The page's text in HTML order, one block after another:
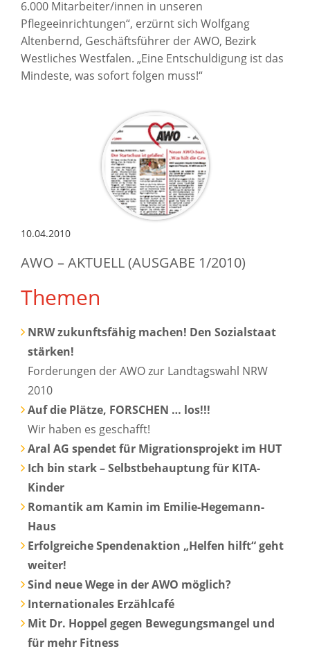
6.000 Mitarbeiter/innen in unseren
Pflegeeinrichtungen“, erzürnt sich Wolfgang
Altenbernd, Geschäftsführer der AWO, Bezirk
Westliches Westfalen. „Eine Entschuldigung ist das
Mindeste, was sofort folgen muss!“
10.04.2010
AWO – AKTUELL (AUSGABE 1/2010)
Themen
NRW zukunftsfähig machen! Den Sozialstaat
stärken!
Forderungen der AWO zur Landtagswahl NRW
2010
Auf die Plätze, FORSCHEN … los!!!
Wir haben es geschafft!
Aral AG spendet für Migrationsprojekt im HUT
Ich bin stark – Selbstbehauptung für KITA-
Kinder
Romantik am Kamin im Emilie-Hegemann-
Haus
Erfolgreiche Spendenaktion „Helfen hilft“ geht
weiter!
Sind neue Wege in der AWO möglich?
Internationales Erzählcafé
Mit Dr. Hoppel gegen Bewegungsmangel und
für mehr Fitness